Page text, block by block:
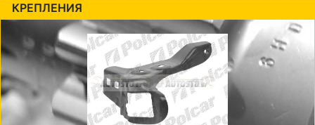
КРЕПЛЕНИЯ